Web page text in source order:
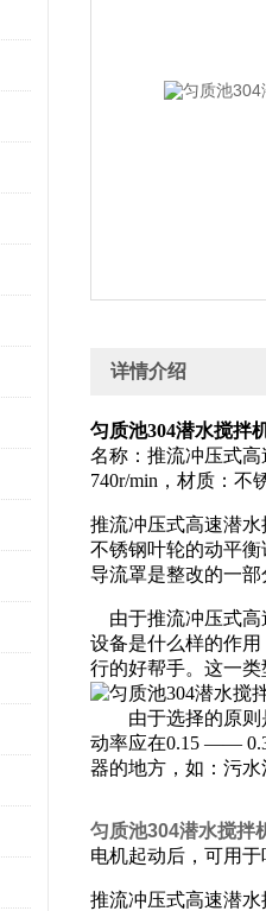
详情介绍
匀质池304潜水搅拌
名称：推流冲压式
740r/min，材质：不
推流冲压式高速潜
不锈钢叶轮的动平
导流罩是整改的一
由于推流冲压式高
设备是什么样的作
行的好帮手。这一
由于选择的原则是
动率应在0.15 ——
器的地方，如：污
匀质池304潜水搅拌
电机起动后，可用
推流冲压式高速潜